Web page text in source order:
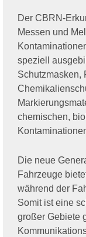
Der CBRN-
Messen und
speziell
Schutzmasken,
chemischen,
Die neue
Fahrzeuge
während der
Somit ist eine
großer Gebiete